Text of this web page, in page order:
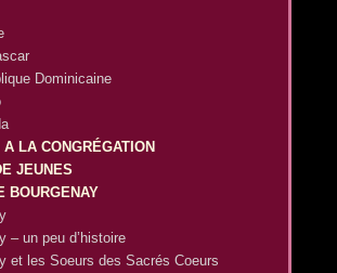
Dominicaine
LA CONGRÉGATION
JEUNES
BOURGENAY
– un peu d’histoire
et les Soeurs des Sacrés Coeurs